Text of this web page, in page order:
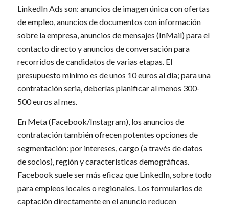
LinkedIn Ads son: anuncios de imagen única con ofertas
de empleo, anuncios de documentos con información
sobre la empresa, anuncios de mensajes (InMail) para el
contacto directo y anuncios de conversación para
recorridos de candidatos de varias etapas. El
presupuesto mínimo es de unos 10 euros al día; para una
contratación seria, deberías planificar al menos 300-
500 euros al mes.
En Meta (Facebook/Instagram), los anuncios de
contratación también ofrecen potentes opciones de
segmentación: por intereses, cargo (a través de datos
de socios), región y características demográficas.
Facebook suele ser más eficaz que LinkedIn, sobre todo
para empleos locales o regionales. Los formularios de
captación directamente en el anuncio reducen